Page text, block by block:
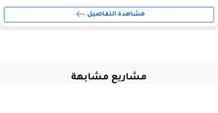
مشاهدة التفاصيل
مشاريع مشابهة